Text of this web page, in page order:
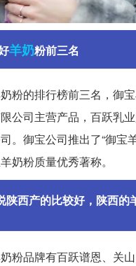
羊奶粉前三名
粉的排行榜前三名，御
公司主营产品，百跃乳
。御宝公司推出了“御宝
奶粉质量优秀著称。
陕西产的比较好，陕西的
粉品牌有百跃谱恩、关